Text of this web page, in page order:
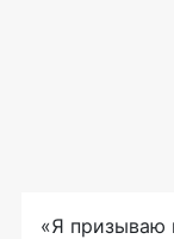
«Я призываю